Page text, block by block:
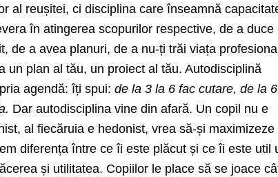
al reușitei, ci disciplina care înseamnă
în atingerea scopurilor respective, de a duce
de a avea planuri, de a nu-ți trăi viața
un plan al tău, un proiect al tău. Autodisciplină
agendă: îți spui:de la 3 la 6 fac cutare, de la
Dar autodisciplina vine din afară. Un copil nu e
al fiecăruia e hedonist, vrea să-și maximizeze
diferența între ce îi este plăcut și ce îi este util
și utilitatea. Copiilor le place să se joace